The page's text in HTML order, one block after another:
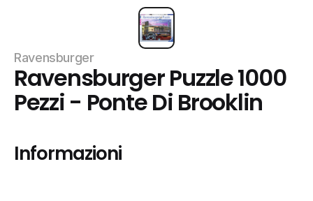
Ravensburger
Ravensburger Puzzle 1000
Pezzi - Ponte Di Brooklin
Informazioni